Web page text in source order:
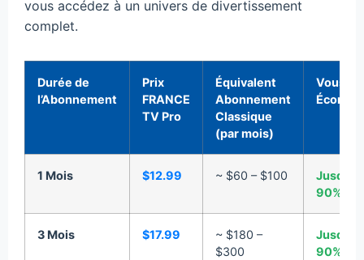
vous accédez à un univers de divertissement
complet.
Durée de
l’Abonnement
Prix
FRANCE
TV Pro
Équivalent
Abonnement
Classique
(par mois)
Vous
1 Mois $12.99 ~ $60 – $100
Jusqu’à
90%
3 Mois $17.99
~ $180 –
$300
Jusqu’à
90%